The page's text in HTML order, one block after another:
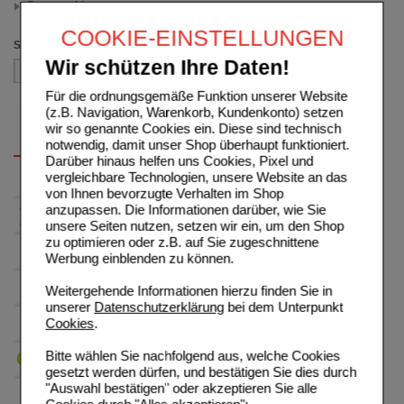
COOKIE-EINSTELLUNGEN
Wir schützen Ihre Daten!
Für die ordnungsgemäße Funktion unserer Website
(z.B. Navigation, Warenkorb, Kundenkonto) setzen
wir so genannte Cookies ein. Diese sind technisch
notwendig, damit unser Shop überhaupt funktioniert.
Darüber hinaus helfen uns Cookies, Pixel und
vergleichbare Technologien, unsere Website an das
von Ihnen bevorzugte Verhalten im Shop
anzupassen. Die Informationen darüber, wie Sie
unsere Seiten nutzen, setzen wir ein, um den Shop
zu optimieren oder z.B. auf Sie zugeschnittene
Werbung einblenden zu können.
Weitergehende Informationen hierzu finden Sie in
unserer Datenschutzerklärungbei dem Unterpunkt
Cookies.
Bitte wählen Sie nachfolgend aus, welche Cookies
gesetzt werden dürfen, und bestätigen Sie dies durch
"Auswahl bestätigen" oder akzeptieren Sie alle
Brausetabletten
Sortieren nach